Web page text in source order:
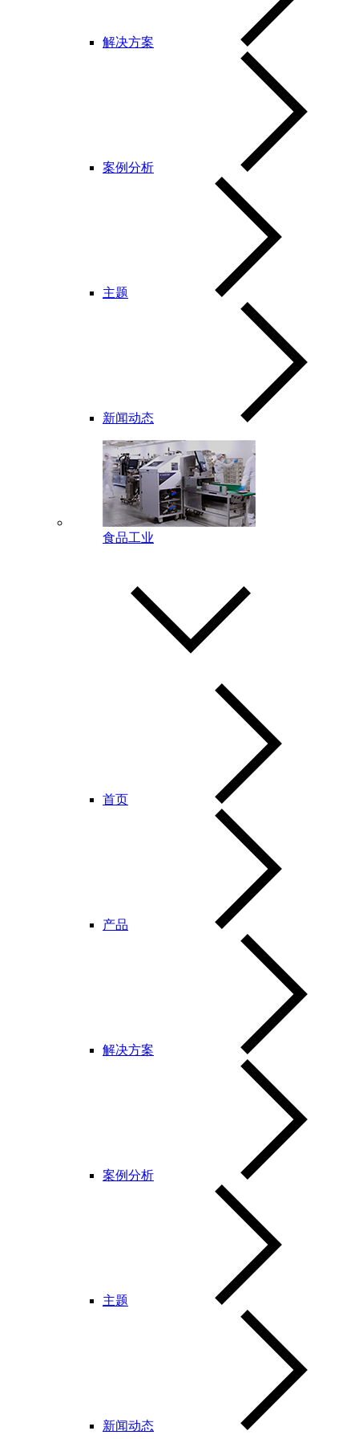
解决方案
案例分析
主题
新闻动态
食品工业
首页
产品
解决方案
案例分析
主题
新闻动态